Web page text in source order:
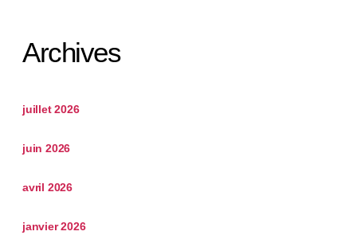
Archives
juillet 2026
juin 2026
avril 2026
janvier 2026